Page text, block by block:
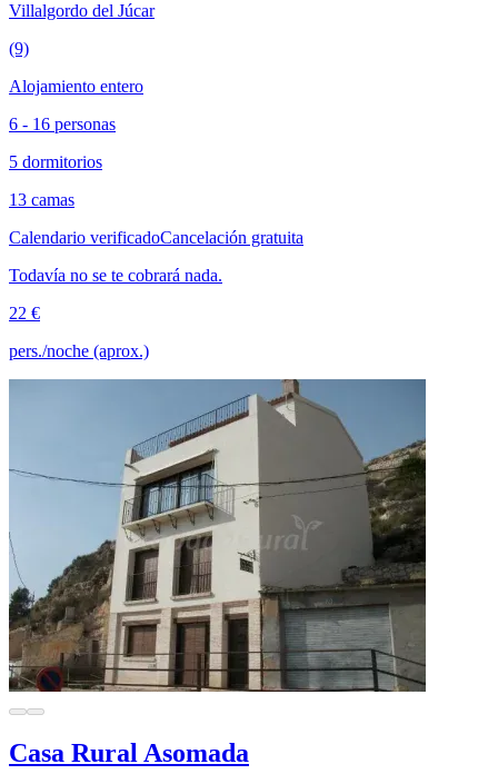
Villalgordo del Júcar
(9)
Alojamiento entero
6 - 16 personas
5 dormitorios
13 camas
Calendario verificadoCancelación gratuita
Todavía no se te cobrará nada.
22 €
pers./noche (aprox.)
Casa Rural Asomada